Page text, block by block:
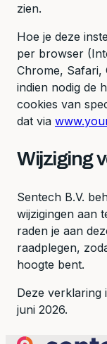
zien.
Hoe je deze
per browser
Chrome, Safari,
indien nodig de
cookies van
dat via
Wijziging
Sentech B.V.
wijzigingen aan
raden je aan
raadplegen,
hoogte bent.
Deze verklaring
juni 2026.